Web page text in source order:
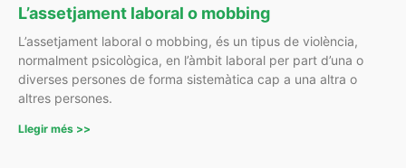
L’assetjament laboral o mobbing
L’assetjament laboral o mobbing, és un tipus de violència,
normalment psicològica, en l’àmbit laboral per part d’una o
diverses persones de forma sistemàtica cap a una altra o
altres persones.
Llegir més >>